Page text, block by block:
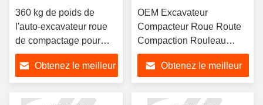
360 kg de poids de
l'auto-excavateur roue
de compactage pour
une excavatrice de 12
tonnesObtenez le meilleur
OEM Excavateur
Compacteur Roue Route
Compaction Rouleau
Compaction Roue
Pression réglable
Obtenez le meilleur